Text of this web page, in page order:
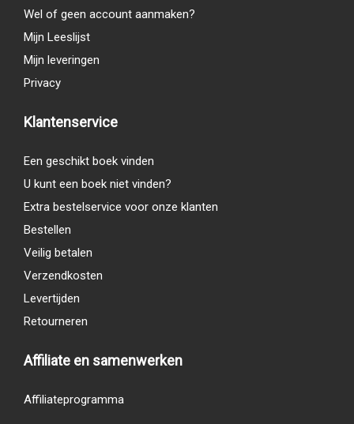
Wel of geen account aanmaken?
Mijn Leeslijst
Mijn leveringen
Privacy
Klantenservice
Een geschikt boek vinden
U kunt een boek niet vinden?
Extra bestelservice voor onze klanten
Bestellen
Veilig betalen
Verzendkosten
Levertijden
Retourneren
Affiliate en samenwerken
Affiliateprogramma